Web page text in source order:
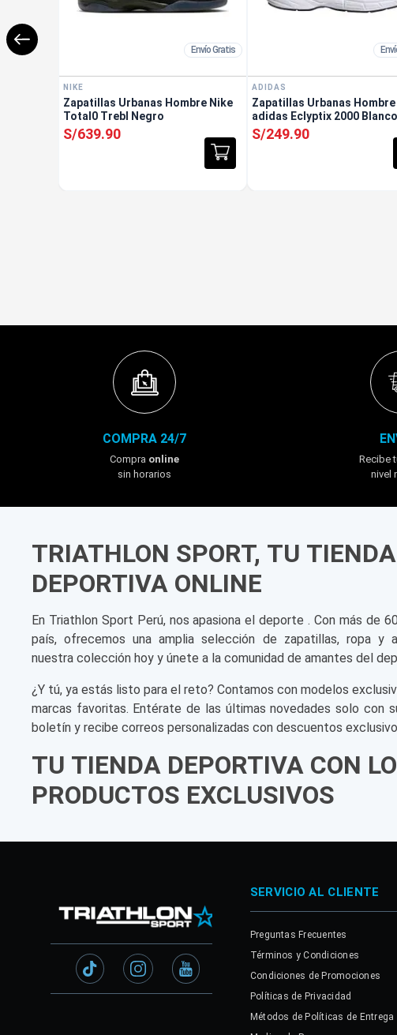
Envío Gratis
NIKE
Zapatillas Urbanas Hombre Nike
Total0 Trebl Negro
S/639.90
ADIDAS
Zapatillas Urbanas Hombre
adidas Eclyptix 2000 Blanco
S/249.90
COMPRA 24/7
Compra online
sin horarios
Recibe
nivel
TRIATHLON SPORT, TU TIENDA
DEPORTIVA ONLINE
En Triathlon Sport Perú, nos apasiona el deporte . Con más de
país, ofrecemos una amplia selección de zapatillas, ropa y
nuestra colección hoy y únete a la comunidad de amantes del
¿Y tú, ya estás listo para el reto? Contamos con modelos
marcas favoritas. Entérate de las últimas novedades solo con
boletín y recibe correos personalizadas con descuentos
TU TIENDA DEPORTIVA CON
PRODUCTOS EXCLUSIVOS
SERVICIO AL CLIENTE
Preguntas Frecuentes
Términos y Condiciones
Condiciones de Promociones
Políticas de Privacidad
Métodos de Políticas de Entrega